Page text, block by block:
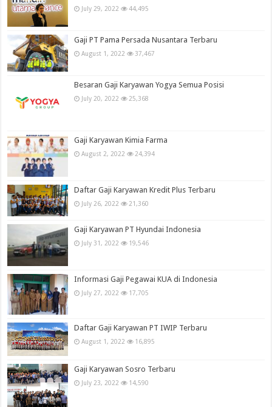
July 29, 2022 44,495
Gaji PT Pama Persada Nusantara Terbaru
August 1, 2022 37,467
Besaran Gaji Karyawan Yogya Semua Posisi
July 20, 2022 25,368
Gaji Karyawan Kimia Farma
August 2, 2022 24,394
Daftar Gaji Karyawan Kredit Plus Terbaru
July 26, 2022 21,360
Gaji Karyawan PT Hyundai Indonesia
July 31, 2022 19,546
Informasi Gaji Pegawai KUA di Indonesia
July 27, 2022 17,705
Daftar Gaji Karyawan PT IWIP Terbaru
August 1, 2022 16,895
Gaji Karyawan Sosro Terbaru
July 23, 2022 14,590